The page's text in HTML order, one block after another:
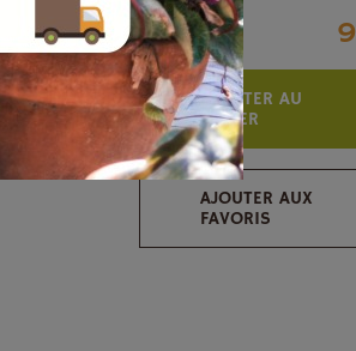
9
AJOUTER AU
PANIER
AJOUTER AUX
FAVORIS